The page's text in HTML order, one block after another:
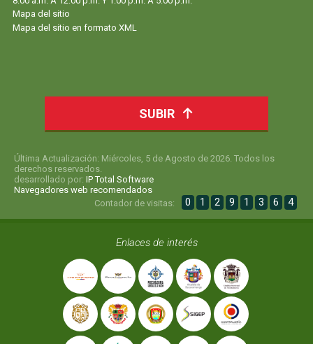
Mapa del sitio
Mapa del sitio en formato XML
SUBIR
Última Actualización: Miércoles, 5 de Agosto de 2026. Todos los
derechos reservados.
desarrollado por: IP Total Software
Navegadores web recomendados
Contador de visitas:
0 1 2 9 1 3 6 4
Enlaces de interés